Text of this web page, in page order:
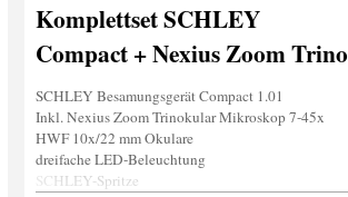
Komplettset SCHLEY
Compact + Nexius Zoom Trino
SCHLEY Besamungsgerät Compact 1.01
Inkl. Nexius Zoom Trinokular Mikroskop 7-45x
HWF 10x/22 mm Okulare
dreifache LED-Beleuchtung
SCHLEY-Spritze